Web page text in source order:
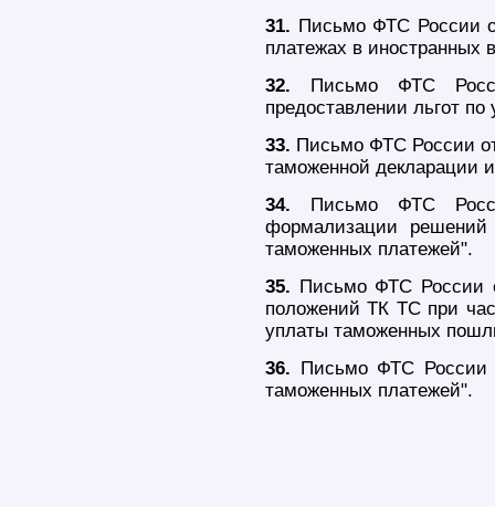
31. Письмо ФТС России
платежах в иностранных
32. Письмо ФТС
предоставлении льгот
33. Письмо ФТС России
таможенной декларации
34. Письмо ФТС
формализации
таможенных платежей".
35. Письмо ФТС России
положений ТК ТС при
уплаты таможенных
36. Письмо ФТС России
таможенных платежей".